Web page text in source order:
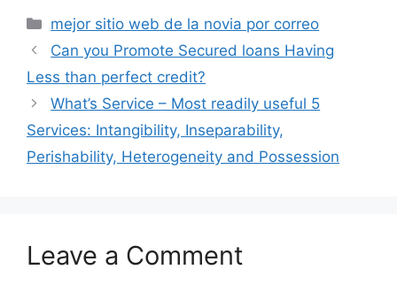
Categories
mejor sitio web de la novia por correo
Can you Promote Secured loans Having
Less than perfect credit?
What’s Service – Most readily useful 5
Services: Intangibility, Inseparability,
Perishability, Heterogeneity and Possession
Leave a Comment